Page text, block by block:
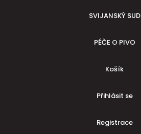
SVIJANSKÝ SUD
PÉČE O PIVO
Košík
Přihlásit se
Registrace